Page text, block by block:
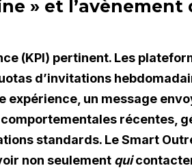
» et l’avènement
(KPI) pertinent. Les
d’invitations
un message
récentes,
standards. Le Smart
non seulement qui